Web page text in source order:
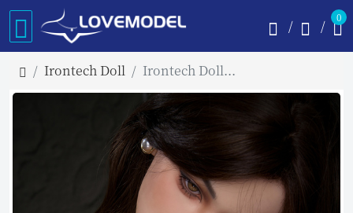
0
Irontech Doll Irontech Doll 166cm Cカップ S42ヘッド 黒いストッキング